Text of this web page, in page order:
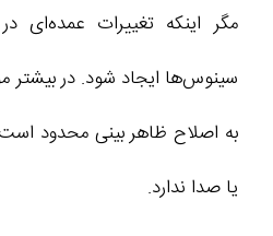
مگر اینکه تغییرات عمده‌ای
سینوس‌ها ایجاد شود. در بیشتر
به اصلاح ظاهر بینی محدود
یا صدا ندارد.